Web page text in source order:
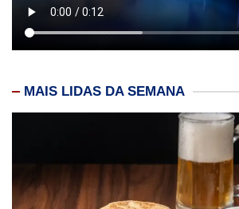
MAIS LIDAS DA SEMANA